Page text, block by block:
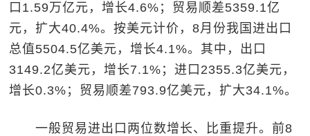
口1.59万亿元，增长4.6%；贸易顺差5359.1亿
元，扩大40.4%。按美元计价，8月份我国进出口
总值5504.5亿美元，增长4.1%。其中，出口
3149.2亿美元，增长7.1%；进口2355.3亿美元，
增长0.3%；贸易顺差793.9亿美元，扩大34.1%。
一般贸易进出口两位数增长、比重提升。前8